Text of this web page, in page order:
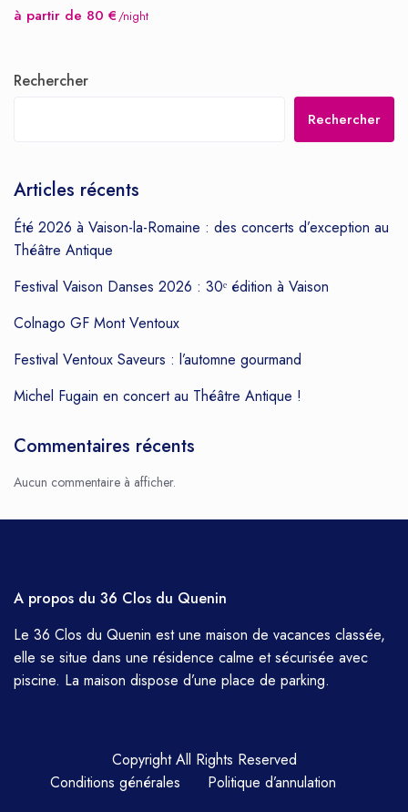
à partir de 80 €/night
Rechercher
Rechercher
Articles récents
Été 2026 à Vaison-la-Romaine : des concerts d’exception au
Théâtre Antique
Festival Vaison Danses 2026 : 30ᵉ édition à Vaison
Colnago GF Mont Ventoux
Festival Ventoux Saveurs : l’automne gourmand
Michel Fugain en concert au Théâtre Antique !
Commentaires récents
Aucun commentaire à afficher.
A propos du 36 Clos du Quenin
Le 36 Clos du Quenin est une maison de vacances classée,
elle se situe dans une résidence calme et sécurisée avec
piscine. La maison dispose d’une place de parking.
Copyright All Rights Reserved
Conditions générales
Politique d’annulation